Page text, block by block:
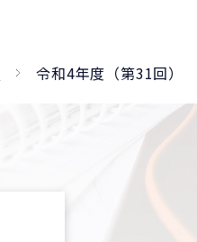
令和4年度（第31回）